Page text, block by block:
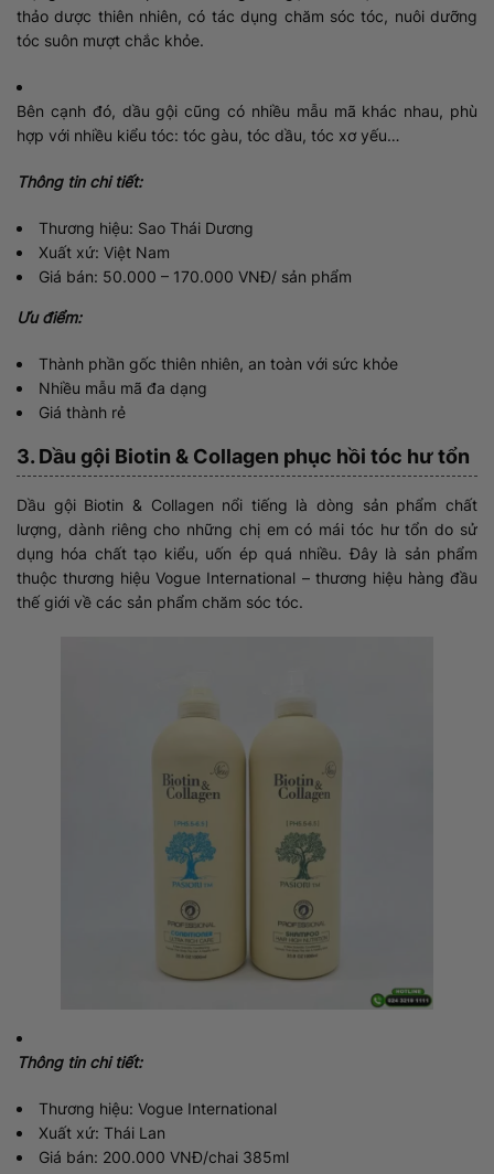
thảo dược thiên nhiên, có tác dụng chăm sóc tóc, nuôi dưỡng
tóc suôn mượt chắc khỏe.
Bên cạnh đó, dầu gội cũng có nhiều mẫu mã khác nhau, phù
hợp với nhiều kiểu tóc: tóc gàu, tóc dầu, tóc xơ yếu…
Thông tin chi tiết:
Thương hiệu: Sao Thái Dương
Xuất xứ: Việt Nam
Giá bán: 50.000 – 170.000 VNĐ/ sản phẩm
Ưu điểm:
Thành phần gốc thiên nhiên, an toàn với sức khỏe
Nhiều mẫu mã đa dạng
Giá thành rẻ
3. Dầu gội Biotin & Collagen phục hồi tóc hư tổn
Dầu gội Biotin & Collagen nổi tiếng là dòng sản phẩm chất
lượng, dành riêng cho những chị em có mái tóc hư tổn do sử
dụng hóa chất tạo kiểu, uốn ép quá nhiều. Đây là sản phẩm
thuộc thương hiệu Vogue International – thương hiệu hàng đầu
thế giới về các sản phẩm chăm sóc tóc.
Thông tin chi tiết:
Thương hiệu: Vogue International
Xuất xứ: Thái Lan
Giá bán: 200.000 VNĐ/chai 385ml